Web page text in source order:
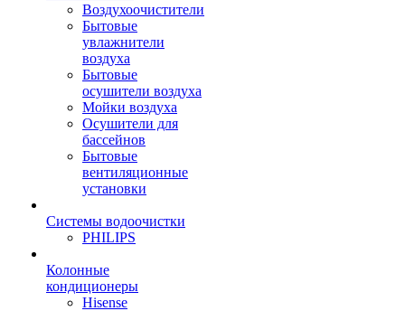
Воздухоочистители
Бытовые
увлажнители
воздуха
Бытовые
осушители воздуха
Мойки воздуха
Осушители для
бассейнов
Бытовые
вентиляционные
установки
Системы водоочистки
PHILIPS
Колонные
кондиционеры
Hisense